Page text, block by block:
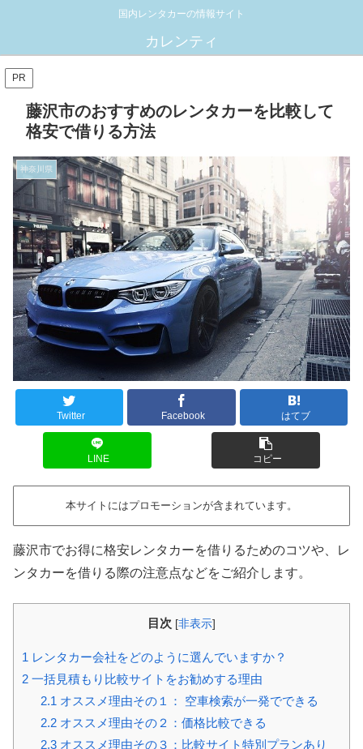
国内レンタカーの情報サイト
カレンティ
PR
藤沢市のおすすめのレンタカーを比較して
格安で借りる方法
神奈川県
Twitter Facebook はてブ
LINE コピー
本サイトにはプロモーションが含まれています。
藤沢市でお得に格安レンタカーを借りるためのコツや、レ
ンタカーを借りる際の注意点などをご紹介します。
目次 [非表示]
1 レンタカー会社をどのように選んでいますか？
2 一括見積もり比較サイトをお勧めする理由
2.1 オススメ理由その１： 空車検索が一発でできる
2.2オススメ理由その２：価格比較できる
2.3オススメ理由その３：比較サイト特別プランあり